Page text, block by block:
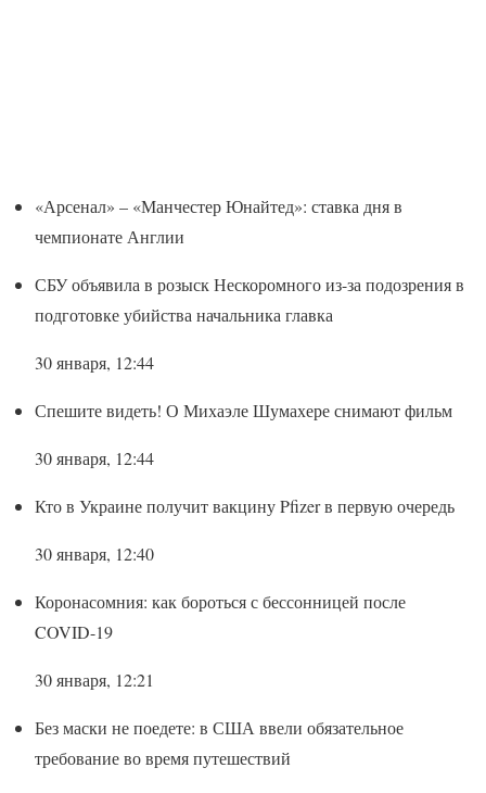
«Арсенал» – «Манчестер Юнайтед»: ставка дня в
чемпионате Англии
СБУ объявила в розыск Нескоромного из-за подозрения в
подготовке убийства начальника главка
30 января, 12:44
Спешите видеть! О Михаэле Шумахере снимают фильм
30 января, 12:44
Кто в Украине получит вакцину Pfizer в первую очередь
30 января, 12:40
Коронасомния: как бороться с бессонницей после
COVID-19
30 января, 12:21
Без маски не поедете: в США ввели обязательное
требование во время путешествий